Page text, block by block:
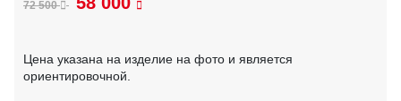
72 500
Цена указана на изделие на фото и является
ориентировочной.